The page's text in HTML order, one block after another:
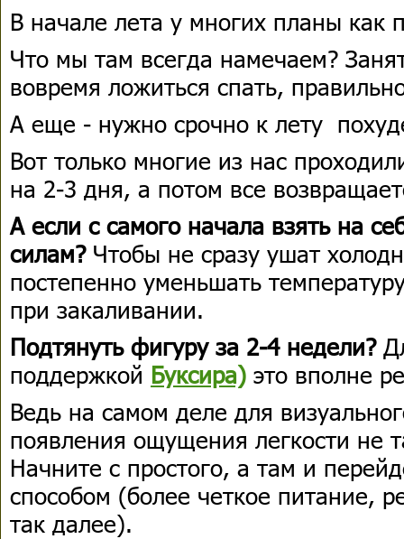
В начале лета у многих планы как
Что мы там всегда намечаем?
вовремя ложиться спать,
А еще - нужно срочно к лету
Вот только многие из нас
на 2-3 дня, а потом все
А если с самого начала взять на
силам? Чтобы не сразу ушат
постепенно уменьшать
при закаливании.
Подтянуть фигуру за 2-4 недели?
поддержкой Буксира) это вполне
Ведь на самом деле для
появления ощущения легкости не
Начните с простого, а там и
способом (более четкое питание,
так далее).